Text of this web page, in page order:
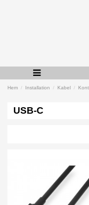
Hem Installation Kabel
USB-C